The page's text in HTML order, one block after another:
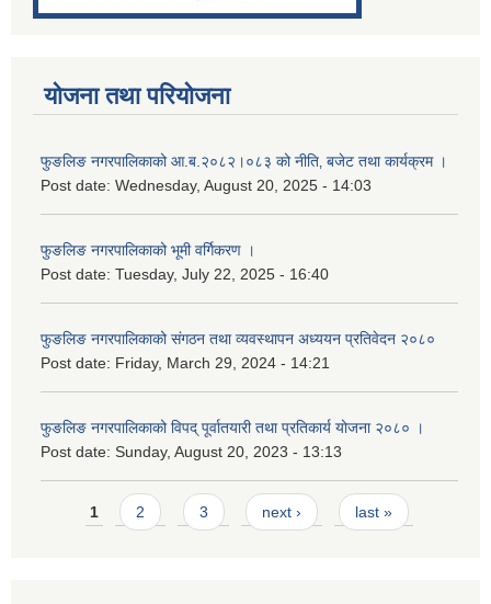
योजना तथा परियोजना
फुङलिङ नगरपालिकाको आ.ब.२०८२।०८३ को नीति‚ बजेट तथा कार्यक्रम ।
Post date: Wednesday, August 20, 2025 - 14:03
फुङलिङ नगरपालिकाको भूमी वर्गिकरण ।
Post date: Tuesday, July 22, 2025 - 16:40
फुङलिङ नगरपालिकाको संगठन तथा व्यवस्थापन अध्ययन प्रतिवेदन २०८०
Post date: Friday, March 29, 2024 - 14:21
फुङलिङ नगरपालिकाको विपद् पूर्वातयारी तथा प्रतिकार्य योजना २०८० ।
Post date: Sunday, August 20, 2023 - 13:13
Pages
1 2 3 next › last »